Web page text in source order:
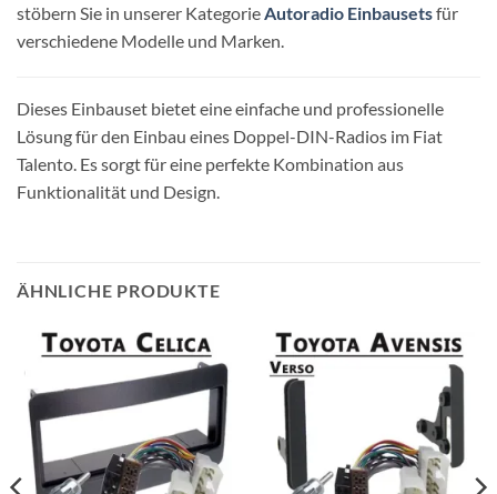
stöbern Sie in unserer Kategorie Autoradio Einbausetsfür
verschiedene Modelle und Marken.
Dieses Einbauset bietet eine einfache und professionelle
Lösung für den Einbau eines Doppel-DIN-Radios im Fiat
Talento. Es sorgt für eine perfekte Kombination aus
Funktionalität und Design.
ÄHNLICHE PRODUKTE